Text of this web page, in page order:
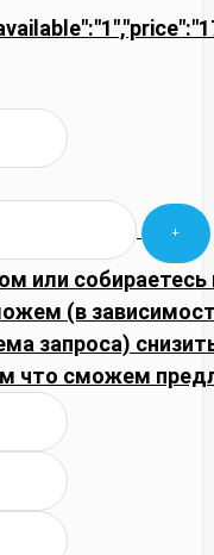
или собираетесь
(в
запроса)
что сможем